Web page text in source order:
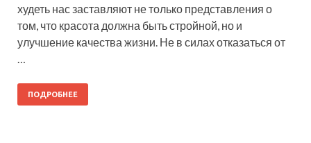
худеть нас заставляют не только представления о
том, что красота должна быть стройной, но и
улучшение качества жизни. Не в силах отказаться от
…
ПОДРОБНЕЕ